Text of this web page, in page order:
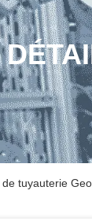
tuyauterie